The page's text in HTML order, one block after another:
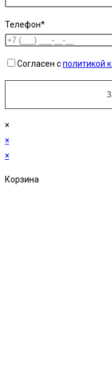
Телефон*
Согласен сполитикой
×
×
×
Корзина